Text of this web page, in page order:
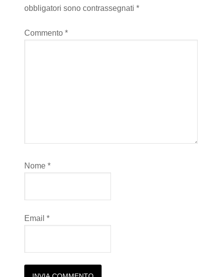
obbligatori sono contrassegnati *
Commento *
Nome *
Email *